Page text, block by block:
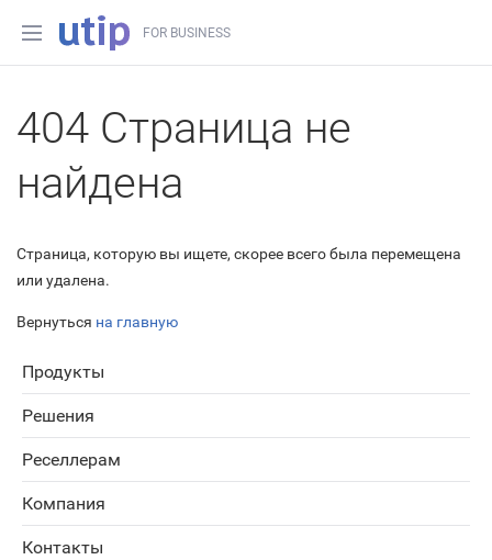
FOR BUSINESS
404 Страница не
найдена
Страница, которую вы ищете, скорее всего была перемещена
или удалена.
Вернуться на главную
Продукты
Решения
Реселлерам
Компания
Контакты